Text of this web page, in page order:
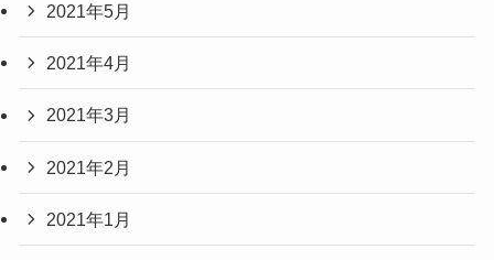
2021年5月
2021年4月
2021年3月
2021年2月
2021年1月